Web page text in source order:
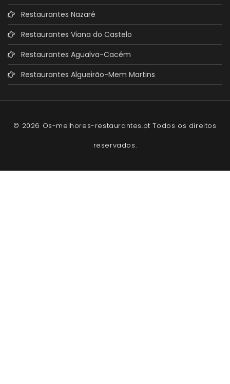
Restaurantes Nazaré
Restaurantes Viana do Castelo
Restaurantes Agualva-Cacém
Restaurantes Algueirão-Mem Martins
© 2026 Os-melhores-restaurantes.pt Todos os direitos
reservados.